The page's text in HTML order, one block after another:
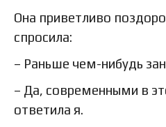
Она приветливо
спросила:
– Раньше чем-нибудь
– Да, современными в
ответила я.